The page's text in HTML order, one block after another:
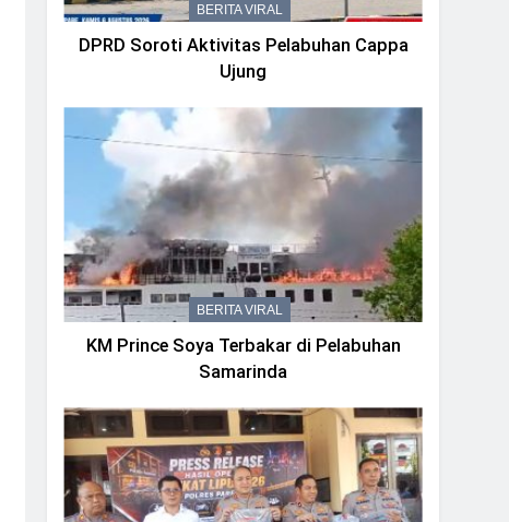
BERITA VIRAL
DPRD Soroti Aktivitas Pelabuhan Cappa
Ujung
BERITA VIRAL
KM Prince Soya Terbakar di Pelabuhan
Samarinda